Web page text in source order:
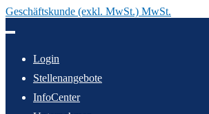
Geschäftskunde (exkl. MwSt.) MwSt.
Inhalt
Login
Stellenangebote
InfoCenter